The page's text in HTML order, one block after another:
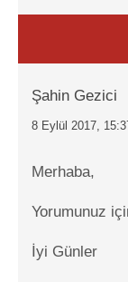
Şahin Gezici
8 Eylül 2017,
Merhaba,
Yorumunuz
İyi Günler